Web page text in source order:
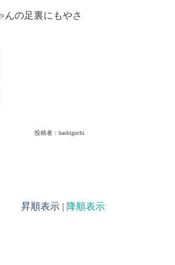
んの足裏にもやさ
投稿者： hashiguchi
昇順表示 | 降順表示